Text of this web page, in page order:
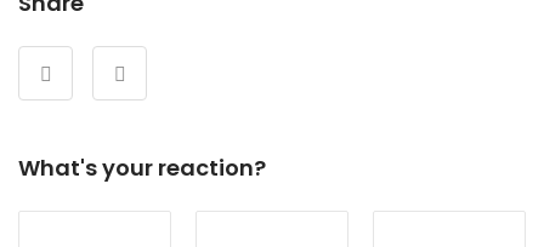
What's your reaction?